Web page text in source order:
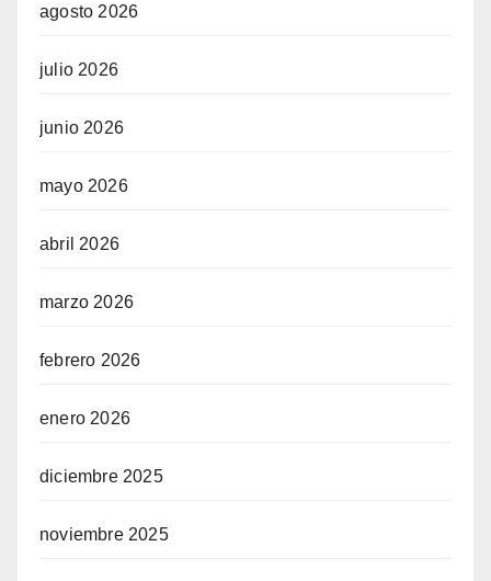
agosto 2026
julio 2026
junio 2026
mayo 2026
abril 2026
marzo 2026
febrero 2026
enero 2026
diciembre 2025
noviembre 2025